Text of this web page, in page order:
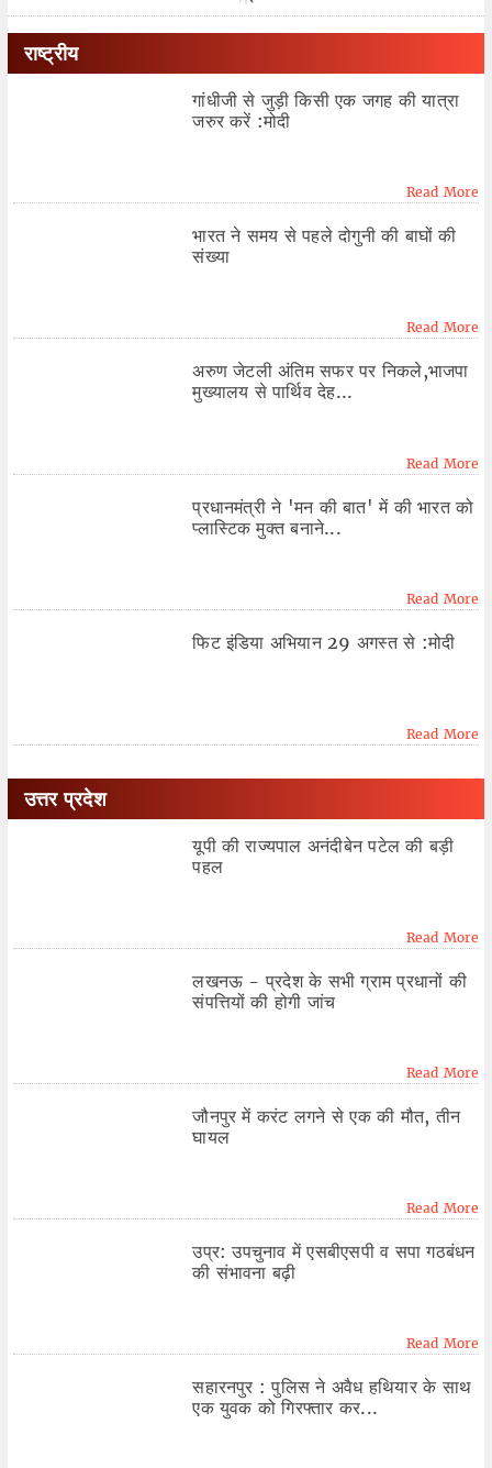
राष्ट्रीय
गांधीजी से जुड़ी किसी एक जगह की यात्रा
जरुर करें :मोदी
Read More
भारत ने समय से पहले दोगुनी की बाघों की
संख्या
Read More
अरुण जेटली अंतिम सफर पर निकले,भाजपा
मुख्यालय से पार्थिव देह...
Read More
प्रधानमंत्री ने 'मन की बात' में की भारत को
प्लास्टिक मुक्त बनाने...
Read More
फिट इंडिया अभियान 29 अगस्त से :मोदी
Read More
उत्तर प्रदेश
यूपी की राज्यपाल अनंदीबेन पटेल की बड़ी
पहल
Read More
लखनऊ - प्रदेश के सभी ग्राम प्रधानों की
संपत्तियों की होगी जांच
Read More
जौनपुर में करंट लगने से एक की मौत, तीन
घायल
Read More
उप्र: उपचुनाव में एसबीएसपी व सपा गठबंधन
की संभावना बढ़ी
Read More
सहारनपुर : पुलिस ने अवैध हथियार के साथ
एक युवक को गिरफ्तार कर...